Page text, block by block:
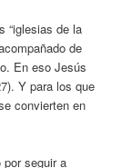
“iglesias de la
de
En eso Jesús
Y para los que
convierten en
por seguir a